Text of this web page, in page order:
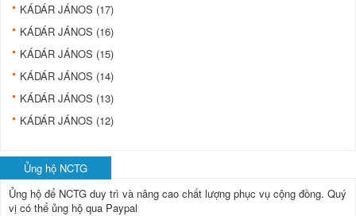
KÁDÁR JÁNOS (17)
KÁDÁR JÁNOS (16)
KÁDÁR JÁNOS (15)
KÁDÁR JÁNOS (14)
KÁDÁR JÁNOS (13)
KÁDÁR JÁNOS (12)
Ủng hộ NCTG
Ủng hộ để NCTG duy trì và nâng cao chất lượng phục vụ cộng đồng. Quý
vị có thể ủng hộ qua Paypal